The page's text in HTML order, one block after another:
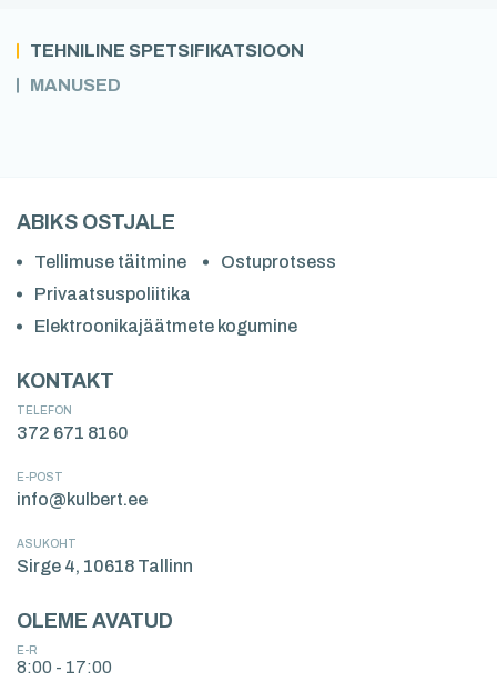
TEHNILINE SPETSIFIKATSIOON
MANUSED
ABIKS OSTJALE
Tellimuse täitmine
Ostuprotsess
Privaatsuspoliitika
Elektroonikajäätmete kogumine
KONTAKT
TELEFON
372 671 8160
E-POST
info@kulbert.ee
ASUKOHT
Sirge 4, 10618 Tallinn
OLEME AVATUD
E-R
8:00 - 17:00